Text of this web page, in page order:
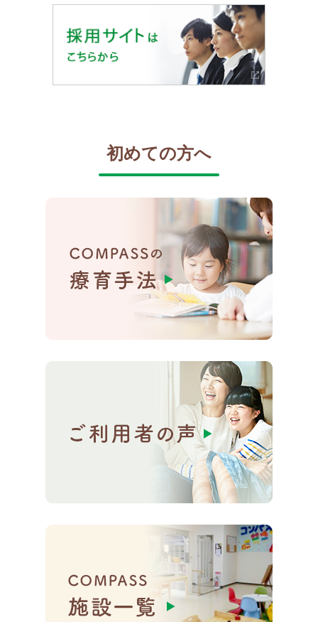
初めての方へ